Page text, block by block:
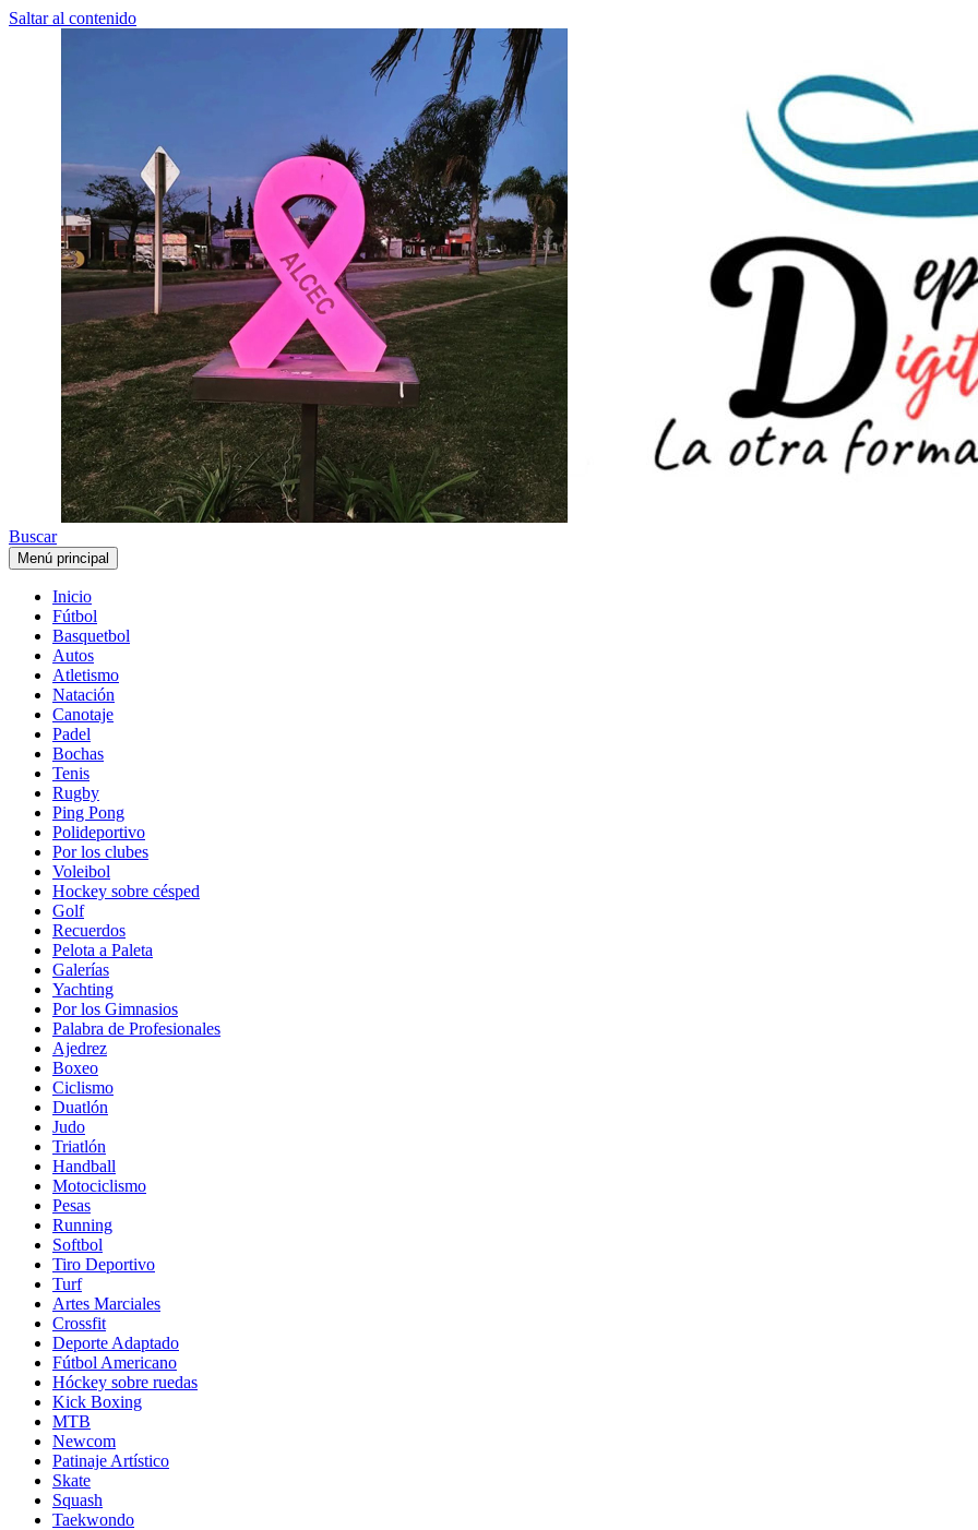
Saltar al contenido
Buscar
Menú principal
Inicio
Fútbol
Basquetbol
Autos
Atletismo
Natación
Canotaje
Padel
Bochas
Tenis
Rugby
Ping Pong
Polideportivo
Por los clubes
Voleibol
Hockey sobre césped
Golf
Recuerdos
Pelota a Paleta
Galerías
Yachting
Por los Gimnasios
Palabra de Profesionales
Ajedrez
Boxeo
Ciclismo
Duatlón
Judo
Triatlón
Handball
Motociclismo
Pesas
Running
Softbol
Tiro Deportivo
Turf
Artes Marciales
Crossfit
Deporte Adaptado
Fútbol Americano
Hóckey sobre ruedas
Kick Boxing
MTB
Newcom
Patinaje Artístico
Skate
Squash
Taekwondo